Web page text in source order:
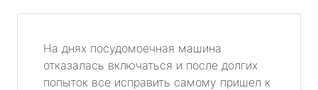
На днях посудомоечная машина
отказалась включаться и после долгих
попыток все исправить самому пришел к